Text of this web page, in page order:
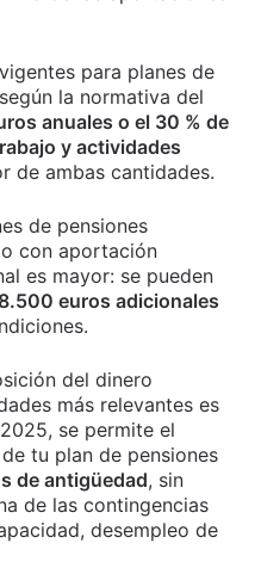
para planes de
la normativa del
anuales o el 30 % de
y actividades
de ambas cantidades.
de pensiones
con aportación
es mayor: se pueden
8.500 euros adicionales
del dinero
más relevantes es
se permite el
tu plan de pensiones
de antigüedad, sin
de las contingencias
desempleo de